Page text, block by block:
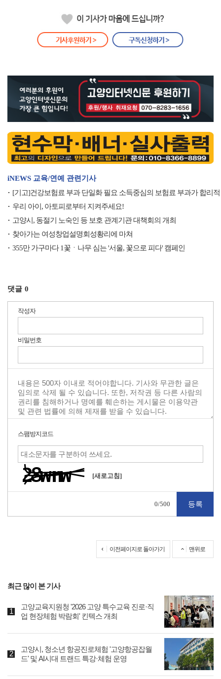
iNEWS 교육/연예 관련기사
[기고]건강보험료 부과 단일화 필요 소득중심의 보험료 부과가 합리적
우리 아이, 아토피로부터 지켜주세요!
고양시, 동절기 노숙인 등 보호 관계기관 대책회의 개최
찾아가는 여성창업설명회성황리에 마쳐
355만 가구마다 1꽃ㆍ나무 심는 '서울, 꽃으로 피다' 캠페인
댓글 0
작성자
비밀번호
스팸방지코드
[새로고침]
0/500
이전페이지로 돌아가기 맨위로
최근 많이 본 기사
고양교육지원청 '2026 고양 특수교육 진로·직
업 현장체험 박람회' 킨텍스 개최
고양시, 청소년 항공진로체험 '고양항공잡월
드' 및 AI시대 트랜드 특강·체험 운영